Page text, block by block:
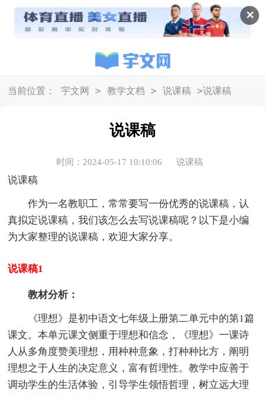
✕
当前位置： 宇文网 > 教学文档 > 说课稿 >说课稿
说课稿
时间：2024-05-17 10:10:06 说课稿
说课稿
作为一名教职工，常常要写一份优秀的说课稿，认
真拟定说课稿，我们该怎么去写说课稿呢？以下是小编
为大家整理的说课稿，欢迎大家分享。
说课稿1
教材分析：
《理想》是初中语文七年级上册第二单元中的第1篇
课文。本单元课文侧重于理想和信念，《理想》一课诗
人从多角度赞美理想，用种种意象，打种种比方，阐明
理想之于人生的决定意义，富有哲理性。教学中应善于
调动学生的生活体验，引导学生领悟哲理，树立远大理